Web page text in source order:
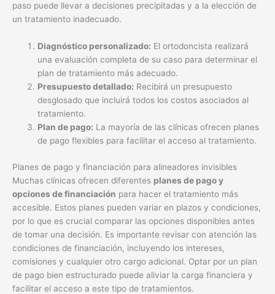
paso puede llevar a decisiones precipitadas y a la elección de
un tratamiento inadecuado.
Diagnóstico personalizado: El ortodoncista realizará
una evaluación completa de su caso para determinar el
plan de tratamiento más adecuado.
Presupuesto detallado: Recibirá un presupuesto
desglosado que incluirá todos los costos asociados al
tratamiento.
Plan de pago: La mayoría de las clínicas ofrecen planes
de pago flexibles para facilitar el acceso al tratamiento.
Planes de pago y financiación para alineadores invisibles
Muchas clínicas ofrecen diferentes planes de pago y
opciones de financiación para hacer el tratamiento más
accesible. Estos planes pueden variar en plazos y condiciones,
por lo que es crucial comparar las opciones disponibles antes
de tomar una decisión. Es importante revisar con atención las
condiciones de financiación, incluyendo los intereses,
comisiones y cualquier otro cargo adicional. Optar por un plan
de pago bien estructurado puede aliviar la carga financiera y
facilitar el acceso a este tipo de tratamientos.